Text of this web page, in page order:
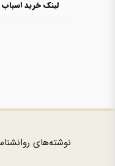
لینک خرید اسباب
نوشته‌های